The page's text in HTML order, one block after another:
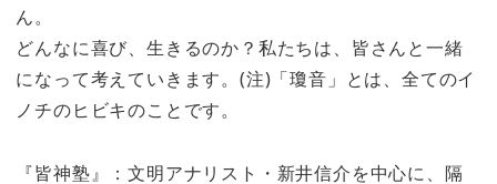
ん。
どんなに喜び、生きるのか？私たちは、皆さんと一緒
になって考えていきます。(注)「瓊音」とは、全てのイ
ノチのヒビキのことです。
『皆神塾』：文明アナリスト・新井信介を中心に、隔